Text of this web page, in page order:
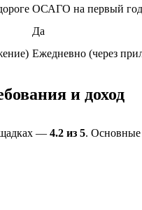
ОСАГО на первый
Да
Ежедневно (через
и доход
— 4.2 из 5. Основные